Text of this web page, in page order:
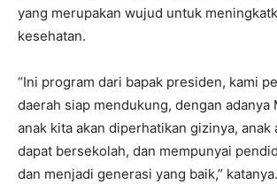
yang merupakan wujud untuk
kesehatan.
“Ini program dari bapak presiden, kami
daerah siap mendukung, dengan adanya
anak kita akan diperhatikan gizinya, anak
dapat bersekolah, dan mempunyai
dan menjadi generasi yang baik,”